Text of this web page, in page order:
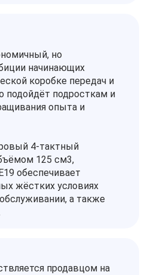
но
начинающих
коробке передач и
подойдёт подросткам и
опыта и
4-тактный
125 см3,
обеспечивает
жёстких условиях
а также
продавцом на